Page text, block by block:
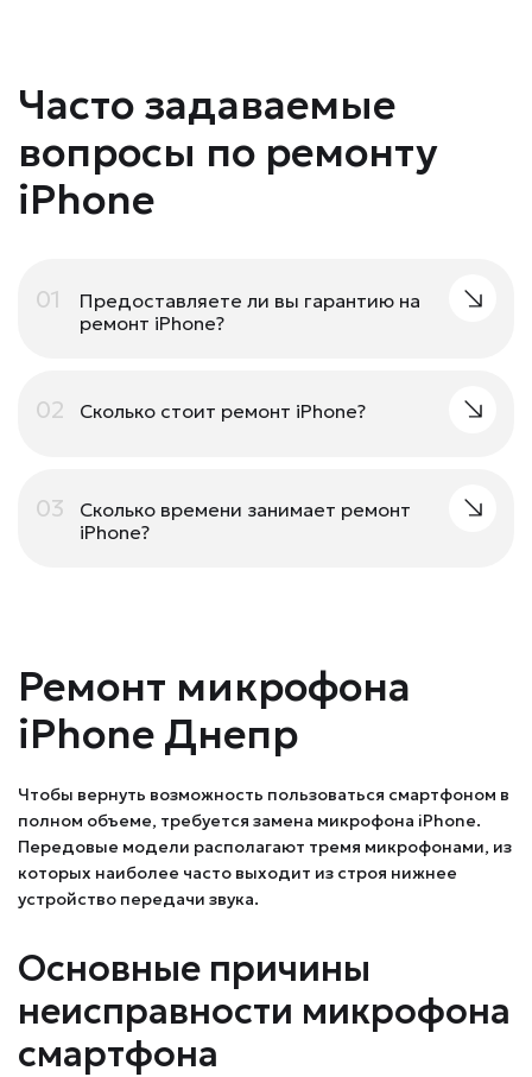
Часто задаваемые
вопросы по ремонту
iPhone
01
Предоставляете ли вы гарантию на
ремонт iPhone?
02 Сколько стоит ремонт iPhone?
03
Сколько времени занимает ремонт
iPhone?
Ремонт микрофона
iPhone Днепр
Чтобы вернуть возможность пользоваться смартфоном в
полном объеме, требуется замена микрофона iPhone.
Передовые модели располагают тремя микрофонами, из
которых наиболее часто выходит из строя нижнее
устройство передачи звука.
Основные причины
неисправности микрофона
смартфона